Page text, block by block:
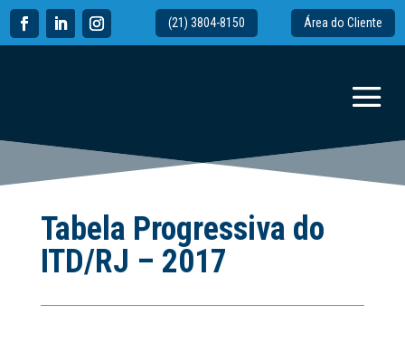
(21) 3804-8150 Área do Cliente
Tabela Progressiva do
ITD/RJ – 2017